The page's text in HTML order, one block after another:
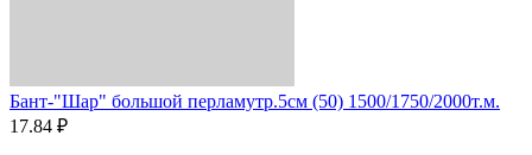
Бант-"Шар" большой перламутр.5см (50) 1500/1750/2000т.м.
17.84 ₽